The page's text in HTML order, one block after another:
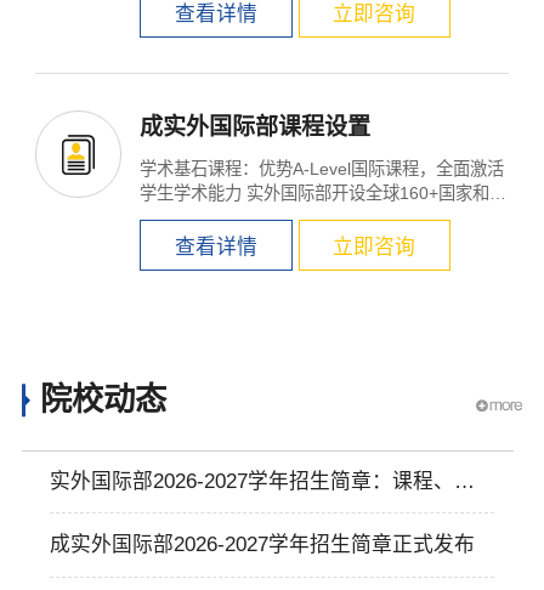
查看详情 立即咨询
成实外国际部课程设置
学术基石课程：优势A-Level国际课程，全面激活
学生学术能力 实外国际部开设全球160+国家和地
区认可...
查看详情 立即咨询
院校动态
实外国际部2026-2027学年招生简章：课程、师
资、奖学金与升学成果
成实外国际部2026-2027学年招生简章正式发布